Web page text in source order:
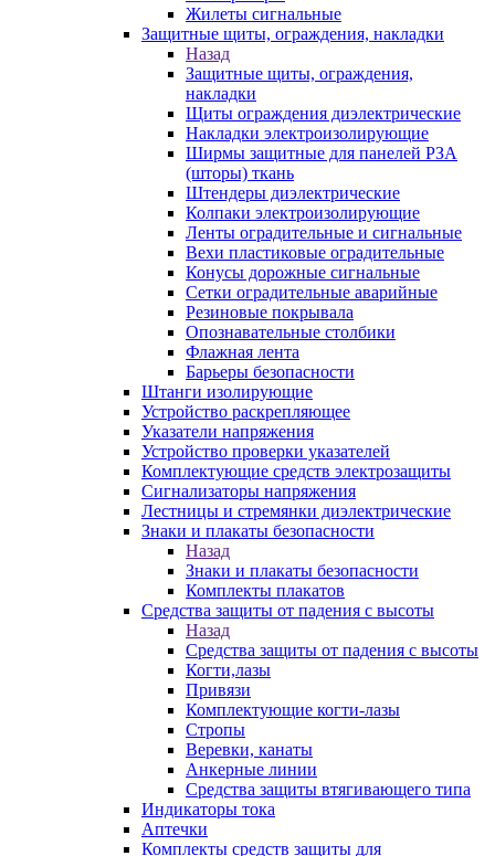
Жилеты сигнальные
Защитные щиты, ограждения, накладки
Назад
Защитные щиты, ограждения,
накладки
Щиты ограждения диэлектрические
Накладки электроизолирующие
Ширмы защитные для панелей РЗА
(шторы) ткань
Штендеры диэлектрические
Колпаки электроизолирующие
Ленты оградительные и сигнальные
Вехи пластиковые оградительные
Конусы дорожные сигнальные
Сетки оградительные аварийные
Резиновые покрывала
Опознавательные столбики
Флажная лента
Барьеры безопасности
Штанги изолирующие
Устройство раскрепляющее
Указатели напряжения
Устройство проверки указателей
Комплектующие средств электрозащиты
Сигнализаторы напряжения
Лестницы и стремянки диэлектрические
Знаки и плакаты безопасности
Назад
Знаки и плакаты безопасности
Комплекты плакатов
Средства защиты от падения с высоты
Назад
Средства защиты от падения с высоты
Когти,лазы
Привязи
Комплектующие когти-лазы
Стропы
Веревки, канаты
Анкерные линии
Средства защиты втягивающего типа
Индикаторы тока
Аптечки
Комплекты средств защиты для